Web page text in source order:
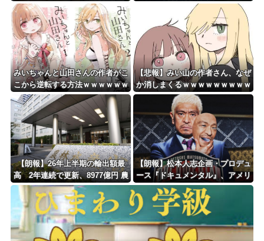
で涙… 見逃していた乳幼児期の
サインとは？
女性に迫った過激要求
みいちゃんと山田さんの作者がこ
こから逆転する方法ｗｗｗｗｗｗ
ｗｗｗｗｗｗｗｗ
【悲報】みい山の作者さん、なぜ
か消しまくるｗｗｗｗｗｗｗｗｗ
ｗｗｗｗｗｗ
【朗報】26年上半期の輸出額最
高 2年連続で更新、8977億円 農
水省「インバウンドの増加に伴
い、日本食の認知度が向上」
【朗報】松本人志企画・プロデュ
ース『ドキュメンタル』、アメリ
カで初の制作が決定！ 海外タイ
トル『LOL』として世界25ヶ国・
地域で展開